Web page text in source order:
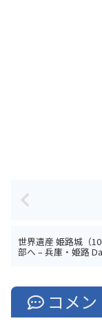
世界遺産 姫路城（
部へ – 兵庫・姫路
コメン